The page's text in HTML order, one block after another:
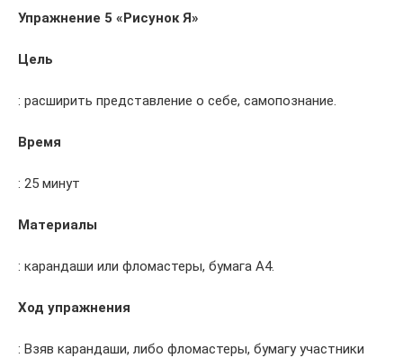
Упражнение 5 «Рисунок Я»
Цель
: расширить представление о себе, самопознание.
Время
: 25 минут
Материалы
: карандаши или фломастеры, бумага А4.
Ход упражнения
: Взяв карандаши, либо фломастеры, бумагу участники